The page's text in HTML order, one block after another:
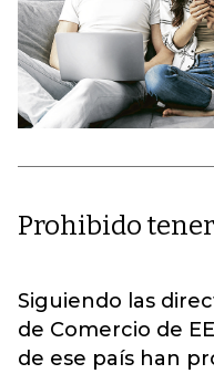
Prohibido
Siguiendo las
de Comercio de
de ese país han